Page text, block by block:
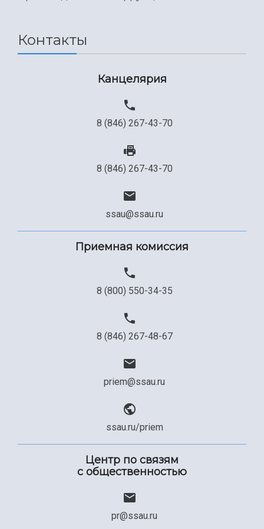
Контакты
Канцелярия
8 (846) 267-43-70
8 (846) 267-43-70
ssau@ssau.ru
Приемная комиссия
8 (800) 550-34-35
8 (846) 267-48-67
priem@ssau.ru
ssau.ru/priem
Центр по связям
с общественностью
pr@ssau.ru